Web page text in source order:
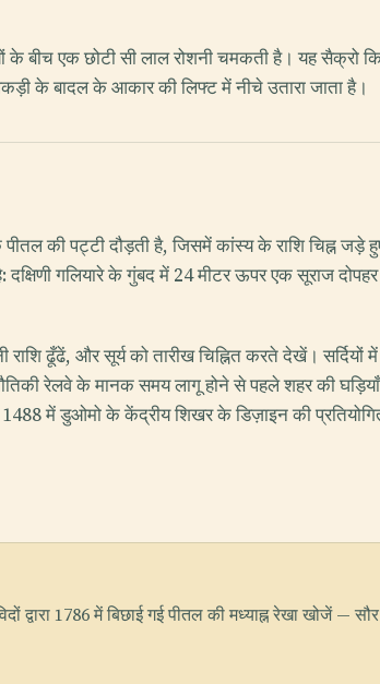
बीच एक छोटी सी लाल रोशनी चमकती है। यह सैक्रो
के बादल के आकार की लिफ्ट में नीचे उतारा जाता है।
की पट्टी दौड़ती है, जिसमें कांस्य के राशि चिह्न
गलियारे के गुंबद में 24 मीटर ऊपर एक सूराज
ढूँढें, और सूर्य को तारीख चिह्नित करते देखें।
रेलवे के मानक समय लागू होने से पहले शहर की
में डुओमो के केंद्रीय शिखर के डिज़ाइन की
द्वारा 1786 में बिछाई गई पीतल की मध्याह्न रेखा खोजें